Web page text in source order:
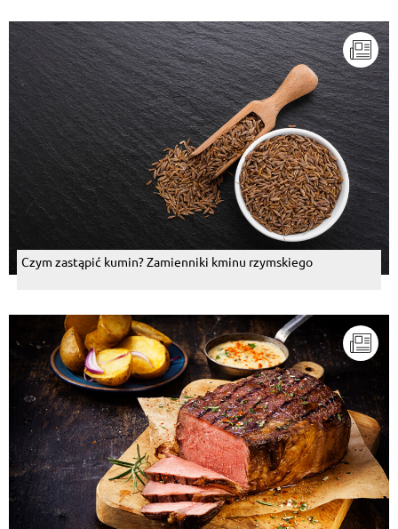
Czym zastąpić kumin? Zamienniki kminu rzymskiego